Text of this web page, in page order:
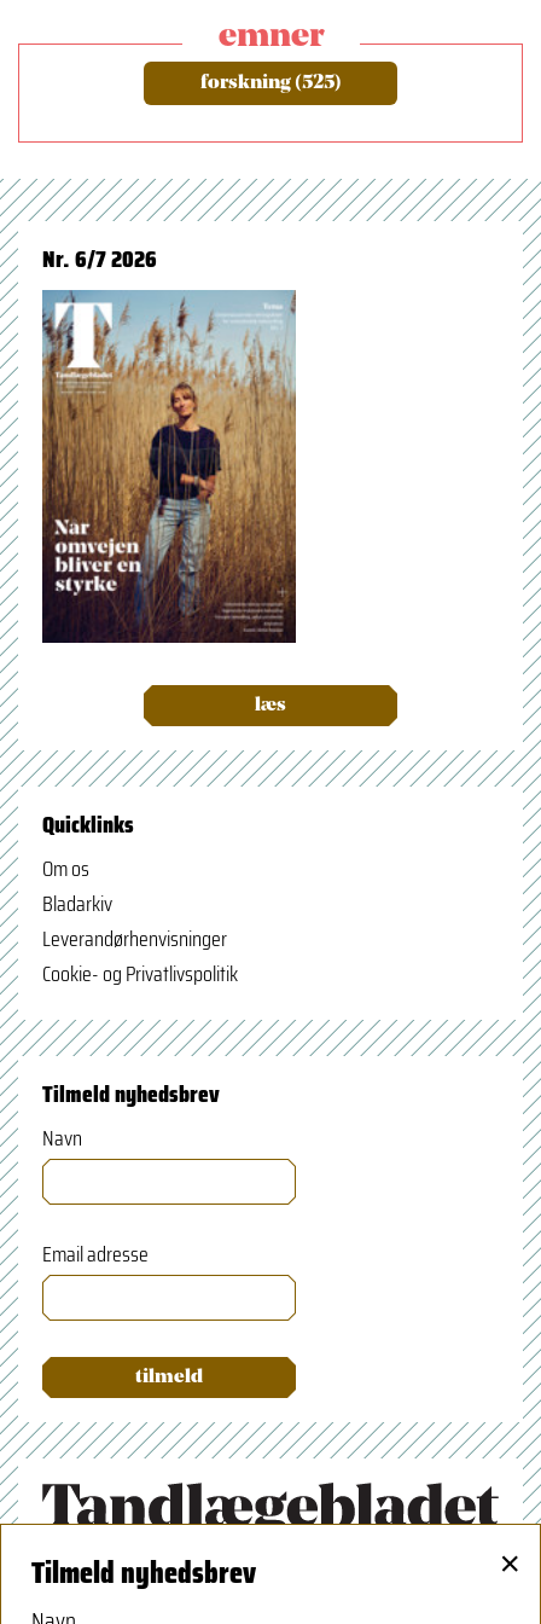
emner
forskning (525)
Nr. 6/7 2026
læs
Quicklinks
Om os
Bladarkiv
Leverandørhenvisninger
Cookie- og Privatlivspolitik
Tilmeld nyhedsbrev
Navn
Email adresse
Tandlægeforeningen
Amaliegade 17
Tilmeld nyhedsbrev ×